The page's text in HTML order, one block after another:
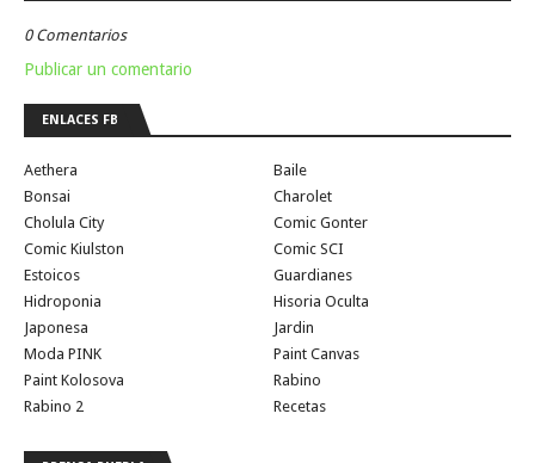
0 Comentarios
Publicar un comentario
ENLACES FB
Aethera
Baile
Bonsai
Charolet
Cholula City
Comic Gonter
Comic Kiulston
Comic SCI
Estoicos
Guardianes
Hidroponia
Hisoria Oculta
Japonesa
Jardin
Moda PINK
Paint Canvas
Paint Kolosova
Rabino
Rabino 2
Recetas